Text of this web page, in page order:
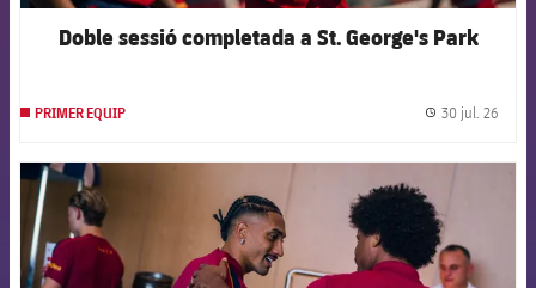
Doble sessió completada a St. George's Park
PRIMER EQUIP 30 jul. 26